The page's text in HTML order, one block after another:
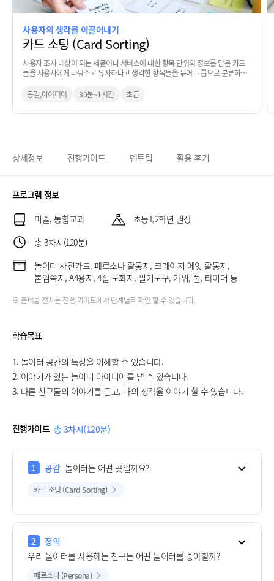
사용자의 생각을 이끌어내기
카드 소팅 (Card Sorting)
사용자 조사 대상이 되는 제품이나 서비스에 대한 항목 단위의 정보를 담은 카드
들을 사용자에게 나눠주고 유사하다고 생각한 항목들을 묶어 그룹으로 분류하는
공감,아이디어
30분~1시간 초급
상세정보 진행가이드 멘토팁 활용 후기
프로그램 정보
미술, 통합교과
초등1,2학년 권장
총 3차시(120분)
놀이터 사진카드, 페르소나 활동지, 크레이지 에잇 활동지,
붙임쪽지, A4용지, 4절 도화지, 필기도구, 가위, 풀, 타이머 등
※ 준비물 전체는 진행 가이드에서 단계별로 확인 할 수 있습니다.
학습목표
1. 놀이터 공간의 특징을 이해할 수 있습니다.
2. 이야기가 있는 놀이터 아이디어를 낼 수 있습니다.
3. 다른 친구들의 이야기를 듣고, 나의 생각을 이야기 할 수 있습니다.
진행가이드 총 3차시(120분)
1 공감 놀이터는 어떤 곳일까요?
카드 소팅 (Card Sorting)
2
정의
우리 놀이터를 사용하는 친구는 어떤 놀이터를 좋아할까?
페르소나 (Persona)